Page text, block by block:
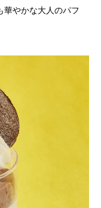
華やかな大人のパフ